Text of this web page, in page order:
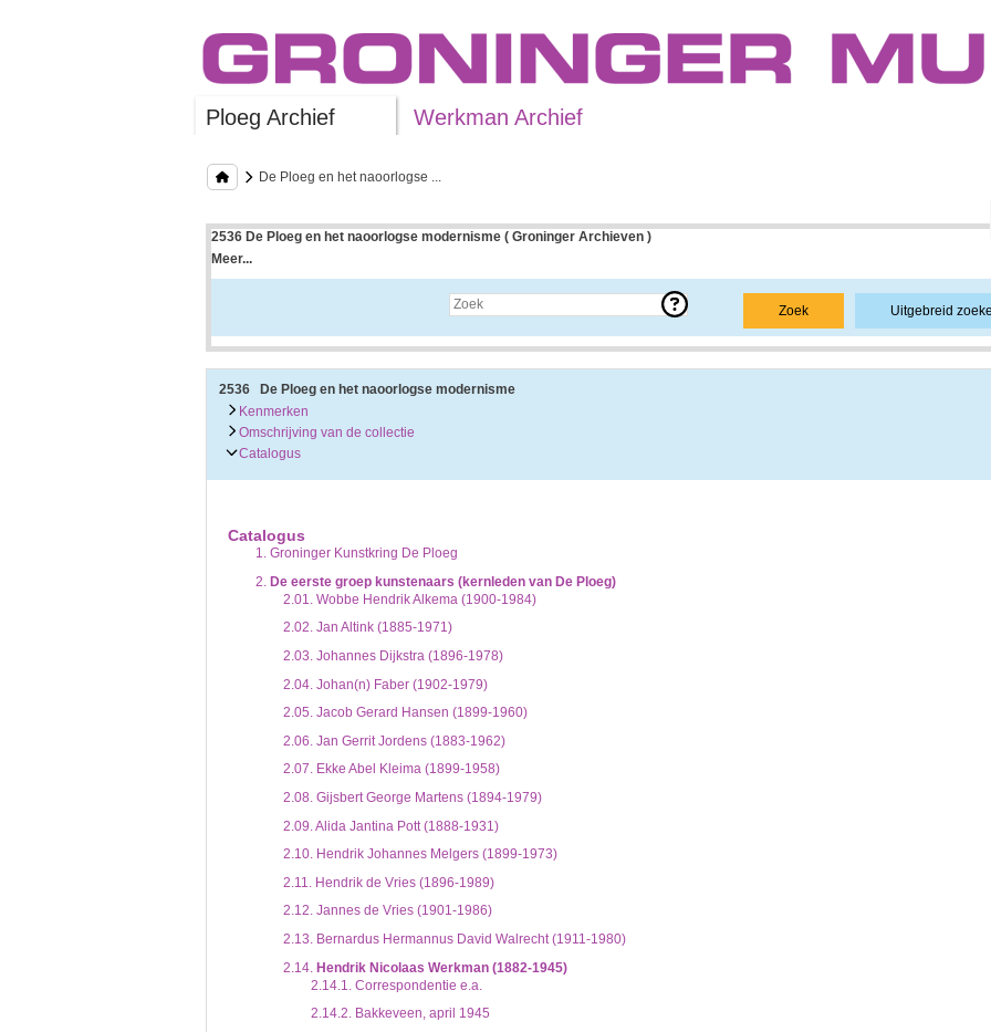
Ploeg Archief Werkman Archief
De Ploeg en het naoorlogse ...
2536 De Ploeg en het naoorlogse modernisme ( Groninger Archieven )
Meer...
Uitleg bij archieftoegang
Een archieftoegang geeft uitgebreide informatie over een bepaald archief.
• Kenmerken van het archief
• Inleiding op het archief
• Inventaris of plaatsingslijst
• Eventueel bijlagen
De kenmerken van het archief zijn o.m. de omvang, vindplaats, beschikbaarheid, openbaarheid en andere.
De inleiding op het archief bevat interessante informatie over de geschiedenis van het archief, achtergronden van de
bevatten.
Bij het zoeken in de inventaris wordt de hiërarchie gevolgd. De rubrieken in de inventaris maken deel uit van de beschrijving op
Zoek Uitgebreid
2536 De Ploeg en het naoorlogse modernisme
Kenmerken
Omschrijving van de collectie
Catalogus
Catalogus
1.Groninger Kunstkring De Ploeg
2. De eerste groep kunstenaars (kernleden van De Ploeg)
2.01.Wobbe Hendrik Alkema (1900-1984)
2.02.Jan Altink (1885-1971)
2.03.Johannes Dijkstra (1896-1978)
2.04. Johan(n) Faber (1902-1979)
2.05.Jacob Gerard Hansen (1899-1960)
2.06.Jan Gerrit Jordens (1883-1962)
2.07.Ekke Abel Kleima (1899-1958)
2.08.Gijsbert George Martens (1894-1979)
2.09. Alida Jantina Pott (1888-1931)
2.10.Hendrik Johannes Melgers (1899-1973)
2.11.Hendrik de Vries (1896-1989)
2.12.Jannes de Vries (1901-1986)
2.13.Bernardus Hermannus David Walrecht (1911-1980)
2.14. Hendrik Nicolaas Werkman (1882-1945)
2.14.1.
Correspondentie e.a.
2.14.2.Bakkeveen, april 1945